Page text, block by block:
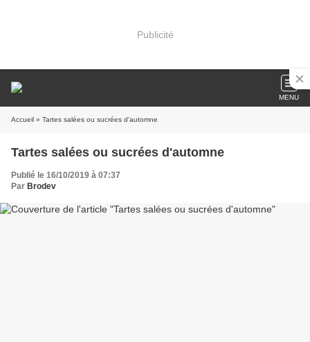
Publicité
MENU
Accueil » Tartes salées ou sucrées d'automne
Tartes salées ou sucrées d'automne
Publié le 16/10/2019 à 07:37
Par Brodev